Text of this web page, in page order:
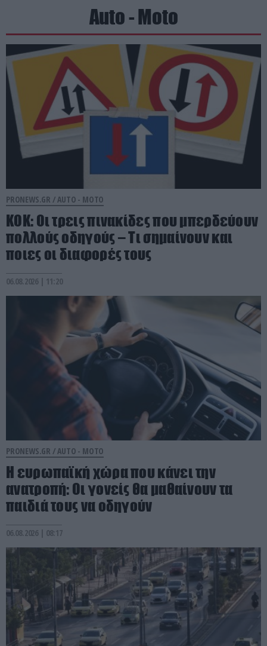
Auto - Moto
PRONEWS.GR /AUTO - MOTO
ΚΟΚ: Οι τρεις πινακίδες που μπερδεύουν
πολλούς οδηγούς – Τι σημαίνουν και
ποιες οι διαφορές τους
06.08.2026 | 11:20
PRONEWS.GR / AUTO - MOTO
Η ευρωπαϊκή χώρα που κάνει την
ανατροπή: Οι γονείς θα μαθαίνουν τα
παιδιά τους να οδηγούν
06.08.2026 | 08:17